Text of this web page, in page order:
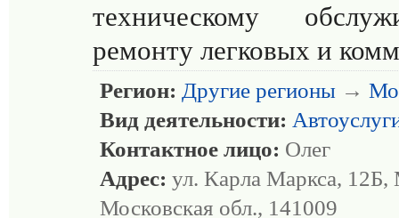
техническому
ремонту легковых и
Регион: Другие регионы →
Вид деятельности:
Контактное лицо: Олег
Адрес: ул. Карла Маркса,
Московская обл., 141009